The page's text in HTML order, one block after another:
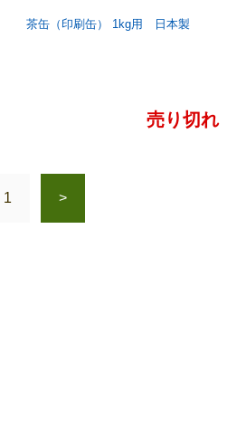
茶缶（印刷缶） 1kg用 日本製
売り切れ
1 >